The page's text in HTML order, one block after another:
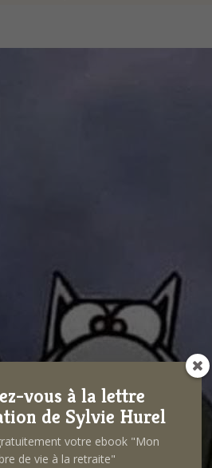
vous à la lettre
de Sylvie Hurel
votre ebook "Mon
de vie à la retraite"